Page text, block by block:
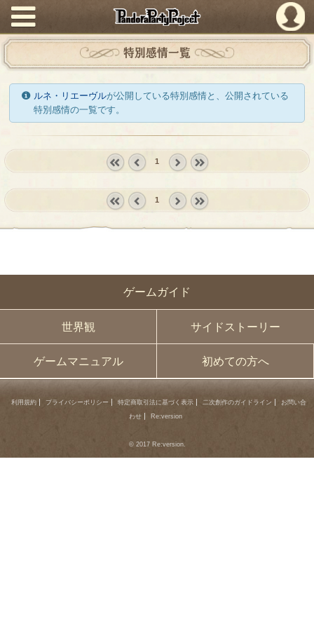
PandoraPartyProject
ゲームガイド
世界観 サイドストーリー
ゲームマニュアル 初めての方へ
特別感情一覧
ルネ・リエーヴルが公開している特別感情と、公開されている
特別感情の一覧です。
prev
1
prev
1
利用規約 プライバシーポリシー 特定商取引法に基づく表示 二次創作のガイドライン
お問い合
わせ
Re:version
© 2017 Re:version.